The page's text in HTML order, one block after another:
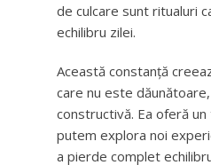
de culcare sunt ritualuri
echilibru zilei.
Această constanță
care nu este
constructivă. Ea oferă
putem explora noi
a pierde complet